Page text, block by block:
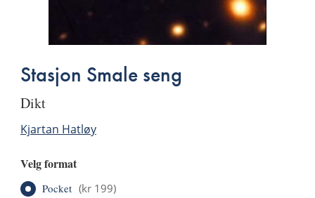
Stasjon Smale seng
dikt
Kjartan Hatløy
Velg format
Pocket (kr 199)